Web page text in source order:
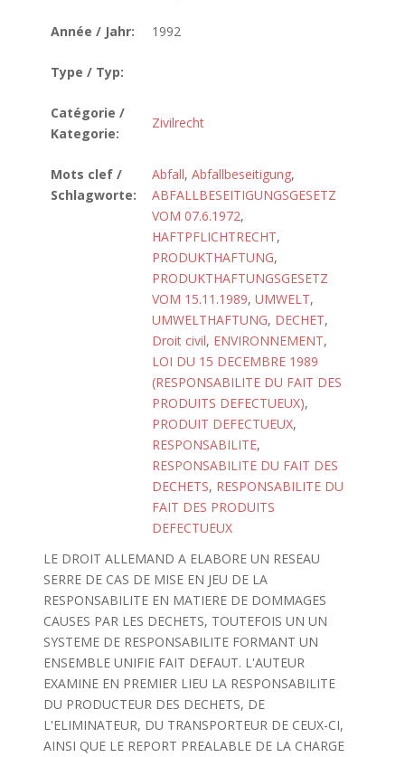
Année / Jahr: 1992
Type / Typ:
Catégorie /
Kategorie:
Zivilrecht
Mots clef /
Schlagworte:
Abfall, Abfallbeseitigung,
ABFALLBESEITIGUNGSGESETZ
VOM 07.6.1972,
HAFTPFLICHTRECHT,
PRODUKTHAFTUNG,
PRODUKTHAFTUNGSGESETZ
VOM 15.11.1989, UMWELT,
UMWELTHAFTUNG, DECHET,
Droit civil, ENVIRONNEMENT,
LOI DU 15 DECEMBRE 1989
(RESPONSABILITE DU FAIT DES
PRODUITS DEFECTUEUX),
PRODUIT DEFECTUEUX,
RESPONSABILITE,
RESPONSABILITE DU FAIT DES
DECHETS, RESPONSABILITE DU
FAIT DES PRODUITS
DEFECTUEUX
LE DROIT ALLEMAND A ELABORE UN RESEAU
SERRE DE CAS DE MISE EN JEU DE LA
RESPONSABILITE EN MATIERE DE DOMMAGES
CAUSES PAR LES DECHETS, TOUTEFOIS UN UN
SYSTEME DE RESPONSABILITE FORMANT UN
ENSEMBLE UNIFIE FAIT DEFAUT. L'AUTEUR
EXAMINE EN PREMIER LIEU LA RESPONSABILITE
DU PRODUCTEUR DES DECHETS, DE
L'ELIMINATEUR, DU TRANSPORTEUR DE CEUX-CI,
AINSI QUE LE REPORT PREALABLE DE LA CHARGE